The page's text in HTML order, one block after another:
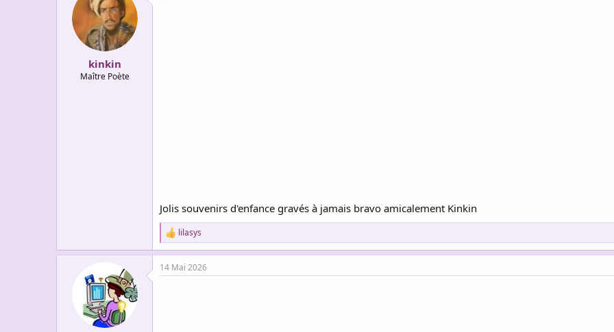
kinkin
Maître Poète
Jolis souvenirs d'enfance gravés à jamais bravo amicalement Kinkin
R
e
a
c
lilasys
14 Mai 2026